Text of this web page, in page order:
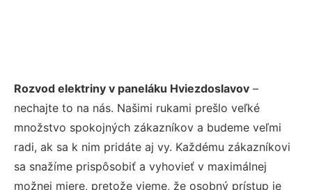
Rozvod elektriny v paneláku Hviezdoslavov –
nechajte to na nás. Našimi rukami prešlo veľké
množstvo spokojných zákazníkov a budeme veľmi
radi, ak sa k nim pridáte aj vy. Každému zákazníkovi
sa snažíme prispôsobiť a vyhovieť v maximálnej
možnej miere, pretože vieme, že osobný prístup je